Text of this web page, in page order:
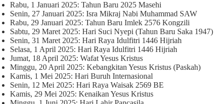
Rabu, 1 Januari 2025: Tahun Baru 2025 Masehi
Senin, 27 Januari 2025: Isra Mikraj Nabi Muhammad SAW
Rabu, 29 Januari 2025: Tahun Baru Imlek 2576 Kongzili
Sabtu, 29 Maret 2025: Hari Suci Nyepi (Tahun Baru Saka 1947)
Senin, 31 Maret 2025: Hari Raya Idulfitri 1446 Hijriah
Selasa, 1 April 2025: Hari Raya Idulfitri 1446 Hijriah
Jumat, 18 April 2025: Wafat Yesus Kristus
Minggu, 20 April 2025: Kebangkitan Yesus Kristus (Paskah)
Kamis, 1 Mei 2025: Hari Buruh Internasional
Senin, 12 Mei 2025: Hari Raya Waisak 2569 BE
Kamis, 29 Mei 2025: Kenaikan Yesus Kristus